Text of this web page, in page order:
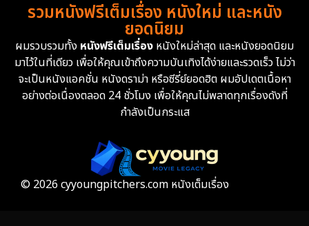
รวมหนังฟรีเต็มเรื่อง หนังใหม่ และหนัง
ยอดนิยม
ผมรวบรวมทั้ง หนังฟรีเต็มเรื่อง หนังใหม่ล่าสุด และหนังยอดนิยม
มาไว้ในที่เดียว เพื่อให้คุณเข้าถึงความบันเทิงได้ง่ายและรวดเร็ว ไม่ว่า
จะเป็นหนังแอคชั่น หนังดราม่า หรือซีรี่ย์ยอดฮิต ผมอัปเดตเนื้อหา
อย่างต่อเนื่องตลอด 24 ชั่วโมง เพื่อให้คุณไม่พลาดทุกเรื่องดังที่
กำลังเป็นกระแส
© 2026 cyyoungpitchers.com หนังเต็มเรื่อง